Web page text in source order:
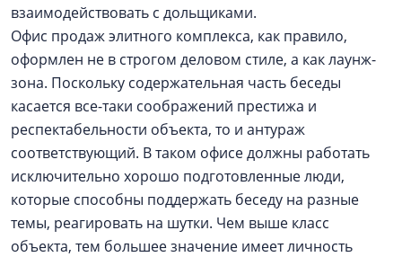
взаимодействовать с дольщиками.
Офис продаж элитного комплекса, как правило,
оформлен не в строгом деловом стиле, а как лаунж-
зона. Поскольку содержательная часть беседы
касается все-таки соображений престижа и
респектабельности объекта, то и антураж
соответствующий. В таком офисе должны работать
исключительно хорошо подготовленные люди,
которые способны поддержать беседу на разные
темы, реагировать на шутки. Чем выше класс
объекта, тем большее значение имеет личность